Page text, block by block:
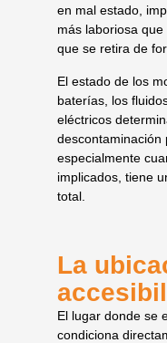
en mal estado,
más laboriosa
que se retira de
El estado de los
baterías, los
eléctricos
descontaminación
especialmente
implicados, tiene
total.
La
El lugar donde se
condiciona